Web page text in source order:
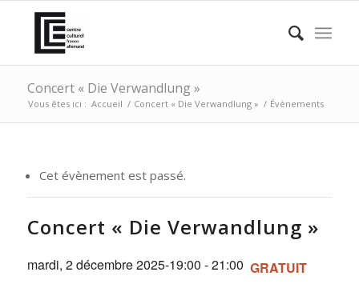
Concert « Die Verwandlung »
Vous êtes ici : Accueil / Concert « Die Verwandlung » / Évènements
Cet évènement est passé.
Concert « Die Verwandlung »
mardi, 2 décembre 2025-19:00 -21:00 GRATUIT